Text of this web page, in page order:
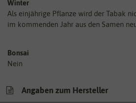
Winter
Als einjährige Pflanze wird der Tabak
im kommenden Jahr aus den Samen
Bonsai
Nein
Angaben zum Hersteller